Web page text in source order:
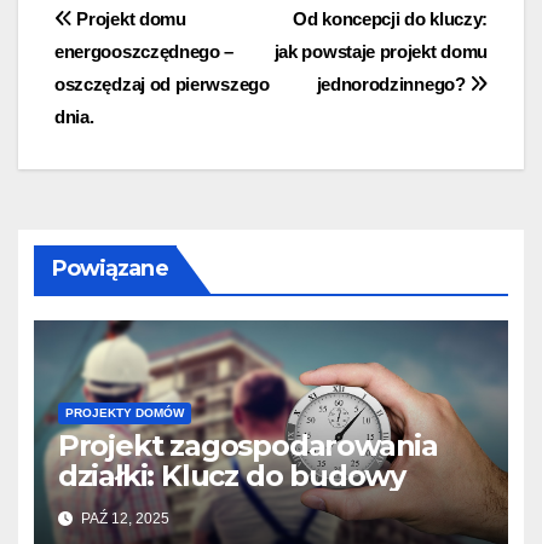
Nawigacja
wpisu
Od koncepcji do kluczy:
jak powstaje projekt domu
jednorodzinnego?
Projekt domu
energooszczędnego –
oszczędzaj od pierwszego
dnia.
Powiązane
PROJEKTY DOMÓW
Projekt zagospodarowania
działki: Klucz do budowy
PAŹ 12, 2025